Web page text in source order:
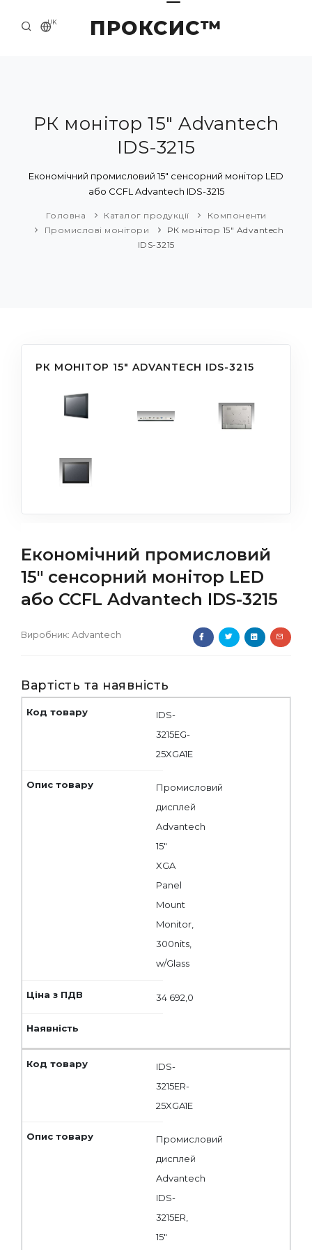
ПРОКСИС™
UK
ПРО НАС
ПРИКЛАДИ ТА РІШЕННЯ
КАТАЛОГ ПРОДУКЦІЇ
РК монітор 15" Advantech
IDS-3215
Економічний промисловий 15" сенсорний монітор LED
або CCFL Advantech IDS-3215
Головна Каталог продукції
Компоненти
Промислові монітори
РК монітор 15" Advantech
IDS-3215
РК МОНІТОР 15" ADVANTECH IDS-3215
Економічний промисловий
15" сенсорний монітор LED
або CCFL Advantech IDS-3215
Виробник: Advantech
Вартість та наявність
IDS-
3215EG-
25XGA1E
Промисловий
дисплей
Advantech
15"
XGA
Panel
Mount
Monitor,
300nits,
w/Glass
34 692,0
IDS-
3215ER-
25XGA1E
Промисловий
дисплей
Advantech
IDS-
3215ER,
15"